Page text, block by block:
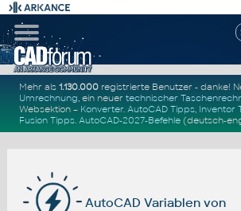
Mehr als1.130.000 registrierte Benutzer - danke!
Umrechnung, ein neuertechnischer
Websektion – Konverter.AutoCAD Tipps, Inventor
Fusion Tipps.AutoCAD-2027-Befehle (deutsch-
AutoCAD Variablen von